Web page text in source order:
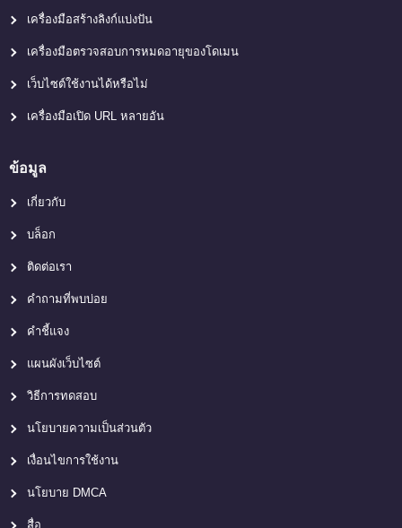
เครื่องมือสร้างลิงก์แบ่งปัน
เครื่องมือตรวจสอบการหมดอายุของโดเมน
เว็บไซต์ใช้งานได้หรือไม่
เครื่องมือเปิด URL หลายอัน
ข้อมูล
เกี่ยวกับ
บล็อก
ติดต่อเรา
คำถามที่พบบ่อย
คำชี้แจง
แผนผังเว็บไซต์
วิธีการทดสอบ
นโยบายความเป็นส่วนตัว
เงื่อนไขการใช้งาน
นโยบาย DMCA
สื่อ